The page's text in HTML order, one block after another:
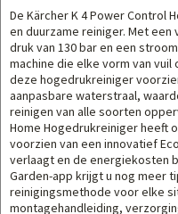
De Kärcher K 4 Power Control
en duurzame reiniger. Met een
druk van 130 bar en een
machine die elke vorm van vuil
deze hogedrukreiniger
aanpasbare waterstraal,
reinigen van alle soorten
Home Hogedrukreiniger heeft
voorzien van een innovatief
verlaagt en de energiekosten
Garden-app krijgt u nog meer
reinigingsmethode voor elke
montagehandleiding,